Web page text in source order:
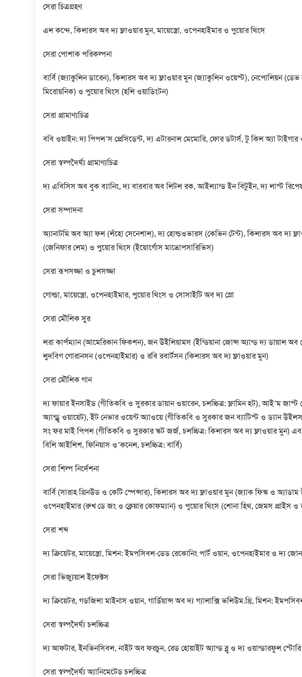
সেরা চিত্রগ্রহণ
এল কন্দে, কিলারস অব দ্য ফ্লাওয়ার মুন, মায়েস্ত্রো, ওপেনহাইমার ও পুয়োর থিংস
সেরা পোশাক পরিকল্পনা
বার্বি (জ্যাকুলিন ডারেন), কিলারস অব দ্য ফ্লাওয়ার মুন (জ্যাকুলিন ওয়েস্ট), নেপোলিয়ন
মিরোয়নিক) ও পুয়োর থিংস (হলি ওয়াডিংটন)
সেরা প্রামাণ্যচিত্র
ববি ওয়াইন: দ্য পিপল’স প্রেসিডেন্ট, দ্য এটারনাল মেমোরি, ফোর ডটার্স, টু কিল অ্যা
সেরা স্বল্পদৈর্ঘ্য প্রামাণ্যচিত্র
দ্য এবিসিস অব বুক ব্যানিং, দ্য বারবার অব লিটল রক, আইল্যান্ড ইন বিটুইন, দ্য লাস্ট
সেরা সম্পাদনা
অ্যানাটমি অব অ্যা ফল (লঁহো সেনেশাল), দ্য হোল্ডওভারস (কেভিন টেন্ট), কিলারস অব দ্য
(জেনিফার লেম) ও পুয়োর থিংস (ইয়োর্গোস মাভ্রোপসারিভিস)
সেরা রূপসজ্জা ও চুলসজ্জা
গোল্ডা, মায়েস্ত্রো, ওপেনহাইমার, পুয়োর থিংস ও সোসাইটি অব দ্য স্নো
সেরা মৌলিক সুর
লরা কার্পম্যান (আমেরিকান ফিকশন), জন উইলিয়ামস (ইন্ডিয়ানা জোন্স অ্যান্ড দ্য ডায়াল অব
লুদবিগ গোরানসন (ওপেনহাইমার) ও রবি রবার্টসন (কিলারস অব দ্য ফ্লাওয়ার মুন)
সেরা মৌলিক গান
দ্য ফায়ার ইনসাইড (গীতিকবি ও সুরকার ডায়ান ওয়ারেন, চলচ্চিত্র: ফ্লামিন হট), আই’ম জাস্ট
অ্যান্ড্রু ওয়ায়েট), ইট নেভার ওয়েন্ট অ্যাওয়ে (গীতিকবি ও সুরকার জন ব্যাটিস্ট ও ড্যান
সং ফর মাই পিপল (গীতিকবি ও সুরকার স্কট জর্জ, চলচ্চিত্র: কিলারস অব দ্য ফ্লাওয়ার
বিলি আইলিশ, ফিনিয়াস ও’কনেল, চলচ্চিত্র: বার্বি)
সেরা শিল্প নির্দেশনা
বার্বি (সারাহ গ্রিনউড ও কেটি স্পেন্সার), কিলারস অব দ্য ফ্লাওয়ার মুন (জ্যাক ফিস্ক ও
ওপেনহাইমার (রুখ ডে জং ও ক্লেয়ার কোফম্যান) ও পুয়োর থিংস (শোনা হিথ, জেমস প্রাইস ও
সেরা শব্দ
দ্য ক্রিয়েটর, মায়েস্ত্রো, মিশন: ইমপসিবল-ডেড রেকোনিং পার্ট ওয়ান, ওপেনহাইমার ও দ্য
সেরা ভিজ্যুয়াল ইফেক্টস
দ্য ক্রিয়েটর, গডজিলা মাইনাস ওয়ান, গার্ডিয়ান্স অব দ্য গ্যালাক্সি ভলিউম.থ্রি, মিশন:
সেরা স্বল্পদৈর্ঘ্য চলচ্চিত্র
দ্য আফটার, ইনভিনসিবল, নাইট অব ফরচুন, রেড হোয়াইট অ্যান্ড ব্লু ও দ্য ওয়ান্ডারফুল
সেরা স্বল্পদৈর্ঘ্য অ্যানিমেটেড চলচ্চিত্র